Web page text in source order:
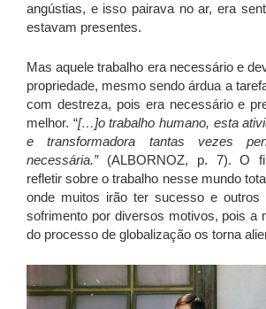
angústias, e isso pairava no ar, era
estavam presentes.
Mas aquele trabalho era necessário e
propriedade, mesmo sendo árdua a
com destreza, pois era necessário e
melhor. “[…]o trabalho humano, esta
e transformadora tantas vezes
necessária.”(ALBORNOZ, p. 7).
O
refletir sobre o trabalho nesse mundo
onde muitos irão ter sucesso e outros
sofrimento por diversos motivos, pois a
do processo de globalização os torna